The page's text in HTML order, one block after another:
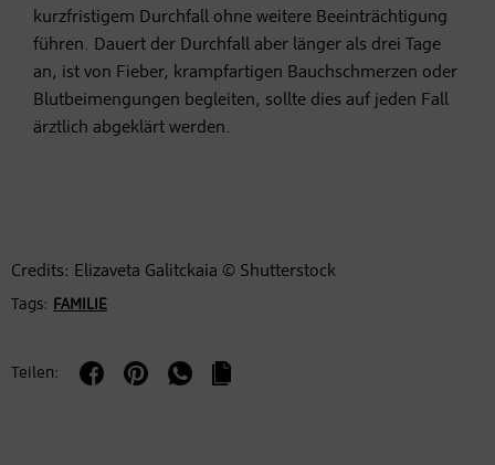
kurzfristigem Durchfall ohne weitere Beeinträchtigung
führen. Dauert der Durchfall aber länger als drei Tage
an, ist von Fieber, krampfartigen Bauchschmerzen oder
Blutbeimengungen begleiten, sollte dies auf jeden Fall
ärztlich abgeklärt werden.
Credits: Elizaveta Galitckaia © Shutterstock
Tags: FAMILIE
Teilen: